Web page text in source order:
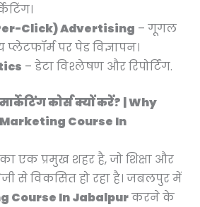
Click) Advertising – गूगल
पर पेड विज्ञापन।
– डेटा विश्लेषण और रिपोर्टिंग.
कोर्स क्यों करें? | Why
Course In
एक प्रमुख शहर है, जो शिक्षा और
से विकसित हो रहा है। जबलपुर में
Course In Jabalpurकरने के